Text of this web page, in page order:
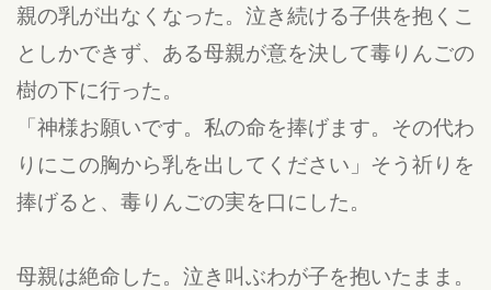
親の乳が出なくなった。泣き続ける子供を抱くこ
としかできず、ある母親が意を決して毒りんごの
樹の下に行った。
「神様お願いです。私の命を捧げます。その代わ
りにこの胸から乳を出してください」そう祈りを
捧げると、毒りんごの実を口にした。
母親は絶命した。泣き叫ぶわが子を抱いたまま。